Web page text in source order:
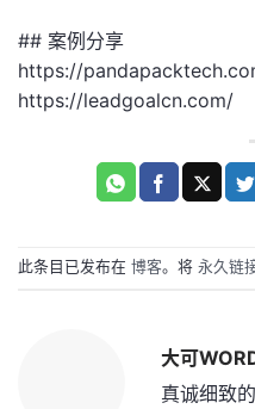
## 案例分享
https://
https://leadgoalcn.com/
此条目已发布在 博客。将 永久链
大可
真诚细致